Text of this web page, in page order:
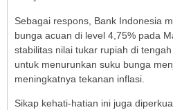
Sebagai respons, Bank Indonesia
bunga acuan di level 4,75% pada
stabilitas nilai tukar rupiah di
untuk menurunkan suku bunga
meningkatnya tekanan inflasi.
Sikap kehati-hatian ini juga